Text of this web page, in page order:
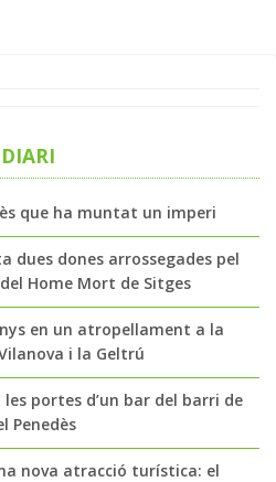
que ha muntat un imperi
dues dones arrossegades pel
Home Mort de Sitges
en un atropellament a la
i la Geltrú
portes d’un bar del barri de
Penedès
nova atracció turística: el